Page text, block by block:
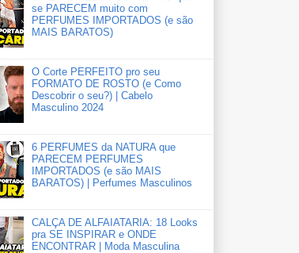
se PARECEM muito com
PERFUMES IMPORTADOS (e são
MAIS BARATOS)
O Corte PERFEITO pro seu
FORMATO DE ROSTO (e Como
Descobrir o seu?) | Cabelo
Masculino 2024
6 PERFUMES da NATURA que
PARECEM PERFUMES
IMPORTADOS (e são MAIS
BARATOS) | Perfumes Masculinos
CALÇA DE ALFAIATARIA: 18 Looks
pra SE INSPIRAR e ONDE
ENCONTRAR | Moda Masculina